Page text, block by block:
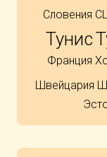
Словения
Тунис
Франция
Швейцария